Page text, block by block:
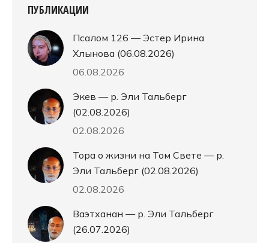
ПУБЛИКАЦИИ
Псалом 126 — Эстер Ирина
Хлынова (06.08.2026)
06.08.2026
Экев — р. Эли Тальберг
(02.08.2026)
02.08.2026
Тора о жизни на Том Свете — р.
Эли Тальберг (02.08.2026)
02.08.2026
Ваэтханан — р. Эли Тальберг
(26.07.2026)